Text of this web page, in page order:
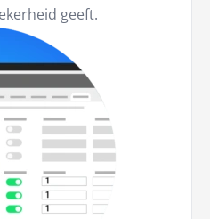
geeft.